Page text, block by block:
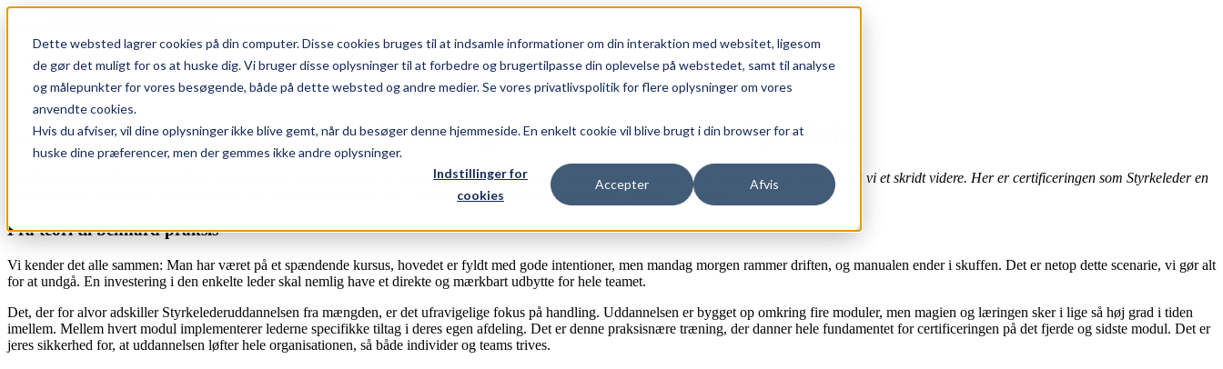
Dette websted lagrer cookies på din computer. Disse cookies bruges til at indsamle informationer om din interaktion med websitet, ligesom
de gør det muligt for os at huske dig. Vi bruger disse oplysninger til at forbedre og brugertilpasse din oplevelse på webstedet, samt til analyse
og målepunkter for vores besøgende, både på dette websted og andre medier. Se vores privatlivspolitik for flere oplysninger om vores
anvendte cookies.
Hvis du afviser, vil dine oplysninger ikke blive gemt, når du besøger denne hjemmeside. En enkelt cookie vil blive brugt i din browser for at
huske dine præferencer, men der gemmes ikke andre oplysninger.
Indstillinger for
cookies
Accepter Afvis
Skip
content
06/03/2026
Certificeringen som Styrkeleder: Din garanti for resultater i praksis
Når du tager en uddannelse, er papiret ofte beviset på, at du kender teorien. Men på Styrkelederuddannelsen går vi et skridt videre. Her er certificeringen som Styrkeleder en
organisatorisk garanti for, at værktøjerne rent faktisk bliver brugt ude i hverdagen, hvor de gør en mærkbar forskel for teamet.
Fra teori til benhård praksis
Vi kender det alle sammen: Man har været på et spændende kursus, hovedet er fyldt med gode intentioner, men mandag morgen rammer driften, og manualen ender i skuffen. Det er netop dette scenarie, vi gør alt
for at undgå. En investering i den enkelte leder skal nemlig have et direkte og mærkbart udbytte for hele teamet.
Det, der for alvor adskiller Styrkelederuddannelsen fra mængden, er det ufravigelige fokus på handling. Uddannelsen er bygget op omkring fire moduler, men magien og læringen sker i lige så høj grad i tiden
imellem. Mellem hvert modul implementerer lederne specifikke tiltag i deres egen afdeling. Det er denne praksisnære træning, der danner hele fundamentet for certificeringen på det fjerde og sidste modul. Det er
jeres sikkerhed for, at uddannelsen løfter hele organisationen, så både individer og teams trives.